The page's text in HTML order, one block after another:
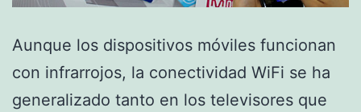
Aunque los dispositivos móviles funcionan
con infrarrojos, la conectividad WiFi se ha
generalizado tanto en los televisores que